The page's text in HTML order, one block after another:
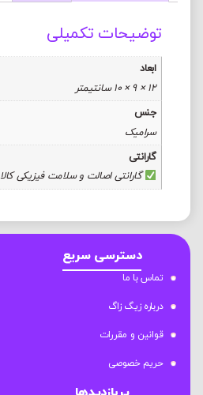
توضیحات تکمیلی
ابعاد
12 × 9 × 10 سانتیمتر
جنس
سرامیک
گارانتی
گارانتی اصالت و سلامت فیزیکی کالا
دسترسی سریع
تماس با ما
درباره زیگ زاگ
قوانین و مقررات
حریم خصوصی